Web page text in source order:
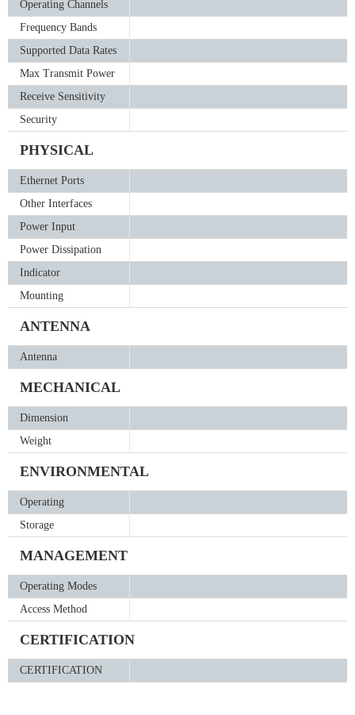
Operating Channels
Frequency Bands
Supported Data Rates
Max Transmit Power
Receive Sensitivity
Security
PHYSICAL
Ethernet Ports
Other Interfaces
Power Input
Power Dissipation
Indicator
Mounting
ANTENNA
Antenna
MECHANICAL
Dimension
Weight
ENVIRONMENTAL
Operating
Storage
MANAGEMENT
Operating Modes
Access Method
CERTIFICATION
CERTIFICATION